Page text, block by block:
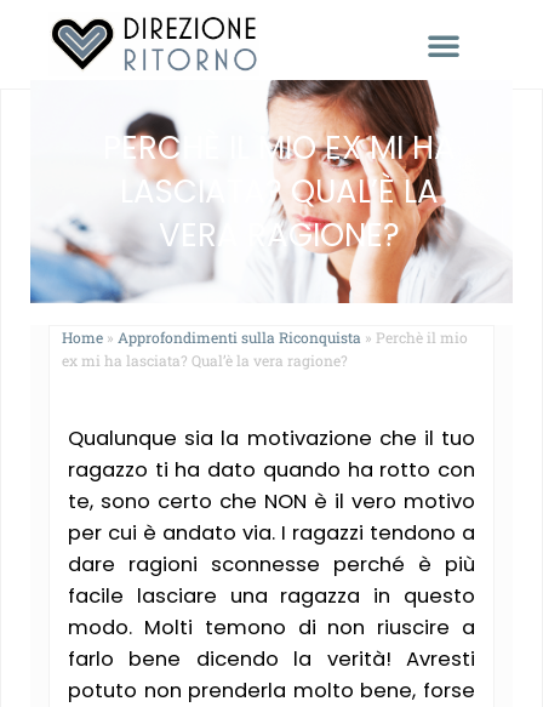
PERCHÈ IL MIO EX MI HA
LASCIATA? QUAL’È LA
VERA RAGIONE?
Home » Approfondimenti sulla Riconquista » Perchè il mio
ex mi ha lasciata? Qual’è la vera ragione?
Qualunque sia la motivazione che il tuo
ragazzo ti ha dato quando ha rotto con
te, sono certo che NON è il vero motivo
per cui è andato via. I ragazzi tendono a
dare ragioni sconnesse perché è più
facile lasciare una ragazza in questo
modo. Molti temono di non riuscire a
farlo bene dicendo la verità! Avresti
potuto non prenderla molto bene, forse